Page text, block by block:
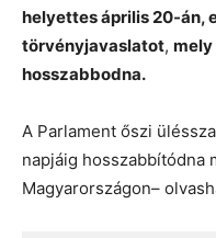
helyettes április 20-án,
törvényjavaslatot, mely
hosszabbodna.
A Parlament őszi
napjáig hosszabbítódna
Magyarországon–